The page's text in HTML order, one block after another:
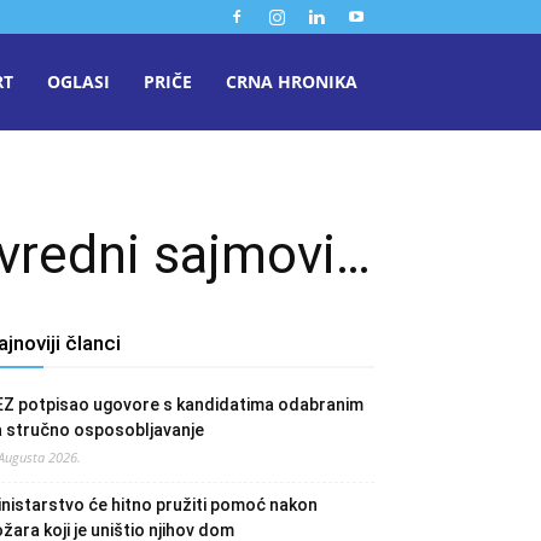
OGLASI PRIČE CRNA HRONIKA
sajmovi…
članci
potpisao ugovore s kandidatima odabranim
stručno osposobljavanje
2026.
će hitno pružiti pomoć nakon
koji je uništio njihov dom